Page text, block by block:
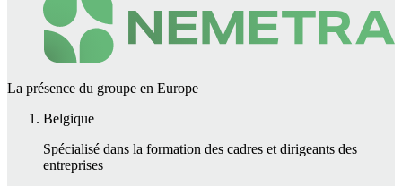
La présence du groupe en Europe
Belgique
Spécialisé dans la formation des cadres et dirigeants des
entreprises